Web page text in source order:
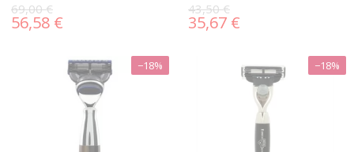
69,00 €
56,58 €
43,50 €
35,67 €
−18% −18%